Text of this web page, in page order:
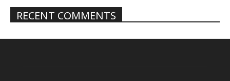
RECENT COMMENTS